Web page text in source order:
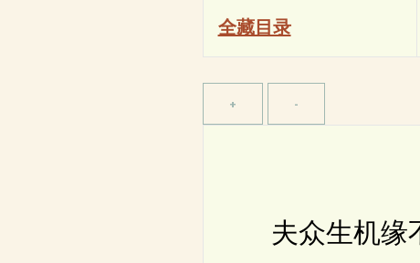
全藏目录
夫众生机缘不